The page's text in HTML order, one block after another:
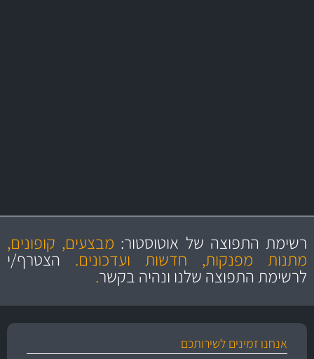
מקצועיות
ושירות מצויין
מחירים
הוגנים
והיצע מוצרים איכותירשימת התפוצה של אוטוסטור: מבצעים, קופונים,
מתנות מפנקות, חדשות ועדכונים.הצטרף/י
לרשימת התפוצה שלנו ונהיה בקשר.
אנחנו זמינים לשירותכם